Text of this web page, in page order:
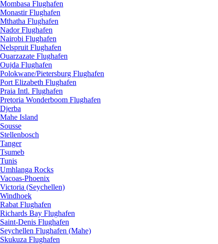
Mombasa Flughafen
Monastir Flughafen
Mthatha Flughafen
Nador Flughafen
Nairobi Flughafen
Nelspruit Flughafen
Ouarzazate Flughafen
Oujda Flughafen
Polokwane/Pietersburg Flughafen
Port Elizabeth Flughafen
Praia Intl. Flughafen
Pretoria Wonderboom Flughafen
Djerba
Mahe Island
Sousse
Stellenbosch
Tanger
Tsumeb
Tunis
Umhlanga Rocks
Vacoas-Phoenix
Victoria (Seychellen)
Windhoek
Rabat Flughafen
Richards Bay Flughafen
Saint-Denis Flughafen
Seychellen Flughafen (Mahe)
Skukuza Flughafen